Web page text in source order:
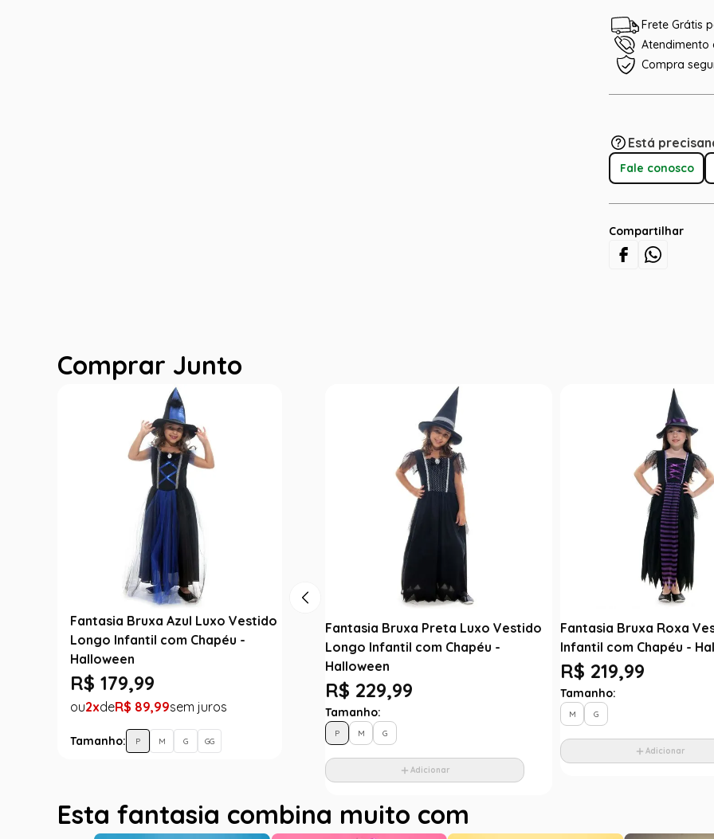
Frete Grátis
Atendimento
Compra
Está
Fale conosco
Compartilhar
Comprar Junto
Fantasia Bruxa Azul Luxo Vestido
Longo Infantil com Chapéu -
Halloween
R$ 179,99
2 R$ 89,99
Tamanho: P M G GG
Fantasia Bruxa Preta Luxo Vestido
Longo Infantil com Chapéu -
Halloween
R$ 229,99
Tamanho:
P M G
Adicionar
Fantasia Bruxa Roxa
Infantil com Chapéu -
R$ 219,99
Tamanho:
M G
Adicionar
Esta fantasia combina muito com